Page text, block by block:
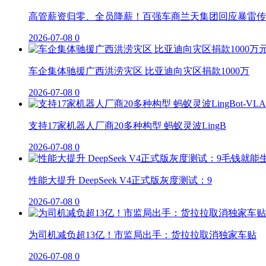
高管薪资归零、全员降薪！百强车商兰天集团回应暴雷
2026-07-08 0
车企集体驰援广西洪涝灾区 比亚迪向灾区捐款1000万
2026-07-08 0
支持17家机器人厂商20多种构型 蚂蚁灵波LingB
2026-07-08 0
性能大提升 DeepSeek V4正式版灰度测试：9
2026-07-08 0
为司机减负超13亿！市监局出手：货拉拉取消独家车贴
2026-07-08 0